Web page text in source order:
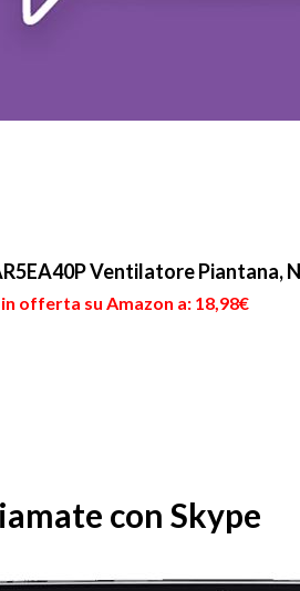
Ventilatore Piantana,
in offerta su Amazon a: 18,98€
con Skype